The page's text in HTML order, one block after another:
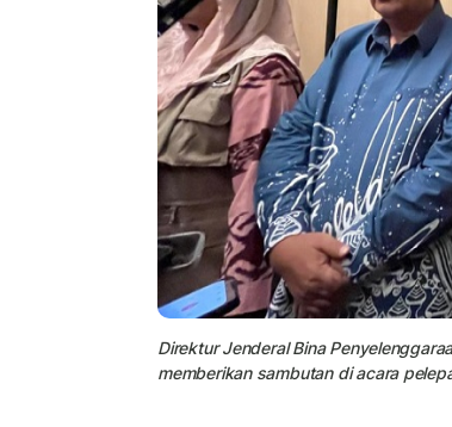
Direktur Jenderal Bina
memberikan sambutan di acara